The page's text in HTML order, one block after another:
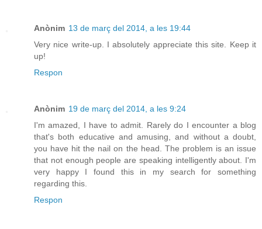
Anònim 13 de març del 2014, a les 19:44
Very nice write-up. I absolutely appreciate this site. Keep it
up!
Respon
Anònim 19 de març del 2014, a les 9:24
I'm amazed, I have to admit. Rarely do I encounter a blog
that's both educative and amusing, and without a doubt,
you have hit the nail on the head. The problem is an issue
that not enough people are speaking intelligently about. I'm
very happy I found this in my search for something
regarding this.
Respon